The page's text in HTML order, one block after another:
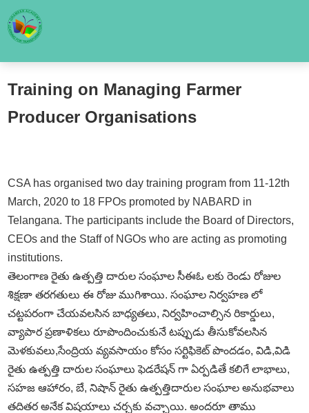
Training on Managing Farmer
Producer Organisations
CSA has organised two day training program from 11-12th
March, 2020 to 18 FPOs promoted by NABARD in
Telangana. The participants include the Board of Directors,
CEOs and the Staff of NGOs who are acting as promoting
institutions.
తెలంగాణ రైతు ఉత్పత్తి దారుల సంఘాల సీఈఓ లకు రెండు రోజుల
శిక్షణా తరగతులు ఈ రోజు ముగిశాయి. సంఘాల నిర్వహణ లో
చట్టపరంగా చేయవలసిన బాధ్యతలు, నిర్వహించాల్సిన రికార్డులు,
వ్యాపార ప్రణాళికలు రూపొందించుకునే టప్పుడు తీసుకోవలసిన
మెళకువలు,సేంద్రియ వ్యవసాయం కోసం సర్టిఫికెట్ పొందడం, విడి,విడి
రైతు ఉత్పత్తి దారుల సంఘాలు ఫెడరేషన్ గా ఏర్పడితే కలిగే లాభాలు,
సహజ ఆహారం, బే, నిషాన్ రైతు ఉత్పత్తిదారుల సంఘాల అనుభవాలు
తదితర అనేక విషయాలు చర్చకు వచ్చాయి. అందరూ తాము